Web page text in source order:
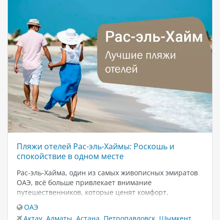
Пляжи отелей Рас-эль-Хаймы: Роскошь и
спокойствие в одном месте
Рас-эль-Хайма, один из самых живописных эмиратов
ОАЭ, всё больше привлекает внимание
путешественников, которые ценят комфорт,
славится своей протяжённой береговой линией
ОАЭ